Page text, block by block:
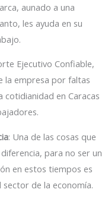
aunado a una
les ayuda en su
Ejecutivo Confiable,
la empresa por faltas
en Caracas
: Una de las cosas que
para no ser un
en estos tiempos es
de la economía.